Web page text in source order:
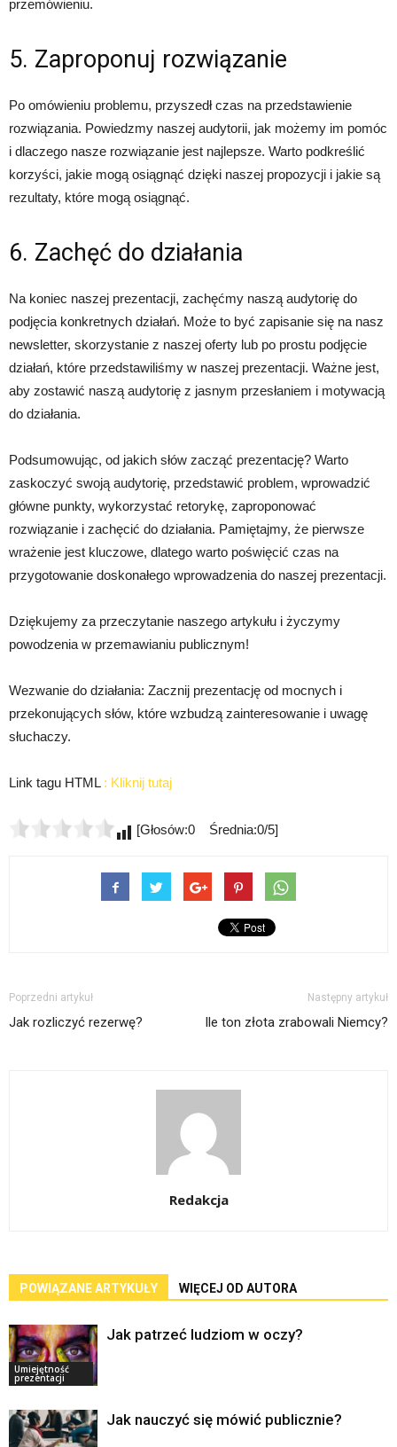
przemówieniu.
5. Zaproponuj rozwiązanie
Po omówieniu problemu, przyszedł czas na przedstawienie
rozwiązania. Powiedzmy naszej audytorii, jak możemy im pomóc
i dlaczego nasze rozwiązanie jest najlepsze. Warto podkreślić
korzyści, jakie mogą osiągnąć dzięki naszej propozycji i jakie są
rezultaty, które mogą osiągnąć.
6. Zachęć do działania
Na koniec naszej prezentacji, zachęćmy naszą audytorię do
podjęcia konkretnych działań. Może to być zapisanie się na nasz
newsletter, skorzystanie z naszej oferty lub po prostu podjęcie
działań, które przedstawiliśmy w naszej prezentacji. Ważne jest,
aby zostawić naszą audytorię z jasnym przesłaniem i motywacją
do działania.
Podsumowując, od jakich słów zacząć prezentację? Warto
zaskoczyć swoją audytorię, przedstawić problem, wprowadzić
główne punkty, wykorzystać retorykę, zaproponować
rozwiązanie i zachęcić do działania. Pamiętajmy, że pierwsze
wrażenie jest kluczowe, dlatego warto poświęcić czas na
przygotowanie doskonałego wprowadzenia do naszej prezentacji.
Dziękujemy za przeczytanie naszego artykułu i życzymy
powodzenia w przemawianiu publicznym!
Wezwanie do działania: Zacznij prezentację od mocnych i
przekonujących słów, które wzbudzą zainteresowanie i uwagę
słuchaczy.
Link tagu HTML : Kliknij tutaj
[Głosów:0 Średnia:0/5]
Poprzedni artykuł
Jak rozliczyć rezerwę?
Następny artykuł
Ile ton złota zrabowali Niemcy?
Redakcja
POWIĄZANE ARTYKUŁY WIĘCEJ OD AUTORA
Umiejętność
prezentacji
Jak patrzeć ludziom w oczy?
Jak nauczyć się mówić publicznie?